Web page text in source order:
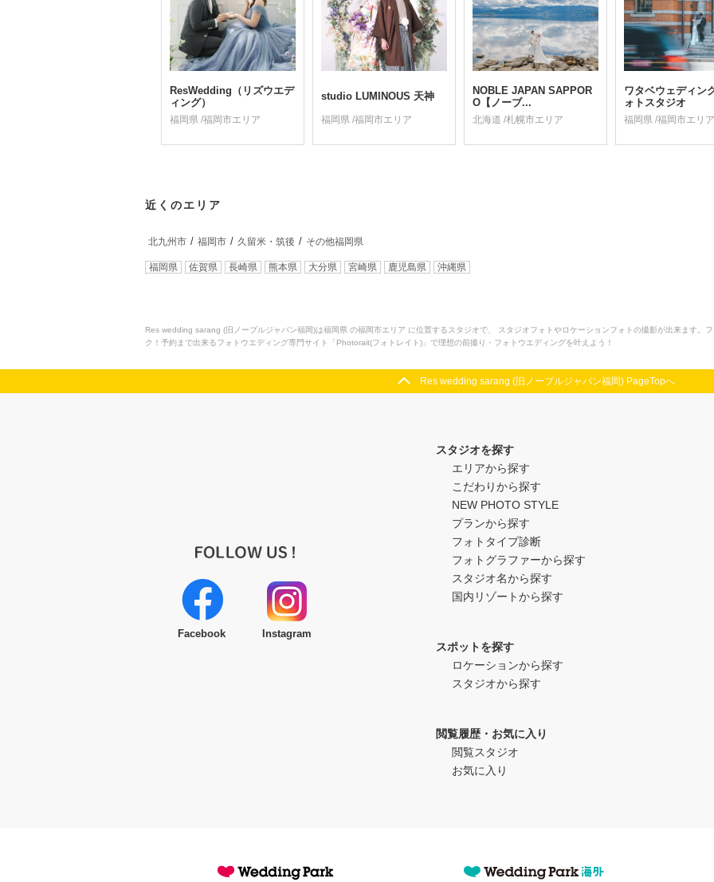
ResWedding（リズウエデ
ィング）
福岡県 /福岡市エリア
studio LUMINOUS 天神
福岡県 /福岡市エリア
NOBLE JAPAN SAPPOR
O【ノーブ...
北海道 /札幌市エリア
ワタベウェディン
ォトスタジオ
福岡県 /福岡市エリア
近くのエリア
北九州市 福岡市 久留米・筑後 その他福岡県
福岡県 佐賀県 長崎県 熊本県 大分県 宮崎県 鹿児島県 沖縄県
Res wedding sarang (旧ノーブルジャパン福岡)は福岡県 の福岡市エリア に位置するスタジオで、 スタジオフォトやロケーションフォトの撮影が出来ます。
ク！予約まで出来るフォトウエディング専門サイト「Photorait(フォトレイト)」で理想の前撮り・フォトウエディングを叶えよう！
Res wedding sarang (旧ノーブルジャパン福岡) PageTopへ
Facebook Instagram
スタジオを探す
エリアから探す
こだわりから探す
NEW PHOTO STYLE
プランから探す
フォトタイプ診断
フォトグラファーから探す
スタジオ名から探す
国内リゾートから探す
スポットを探す
ロケーションから探す
スタジオから探す
閲覧履歴・お気に入り
閲覧スタジオ
お気に入り